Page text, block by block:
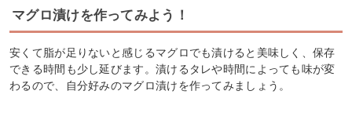
マグロ漬けを作ってみよう！
安くて脂が足りないと感じるマグロでも漬けると美味しく、保存
できる時間も少し延びます。漬けるタレや時間によっても味が変
わるので、自分好みのマグロ漬けを作ってみましょう。